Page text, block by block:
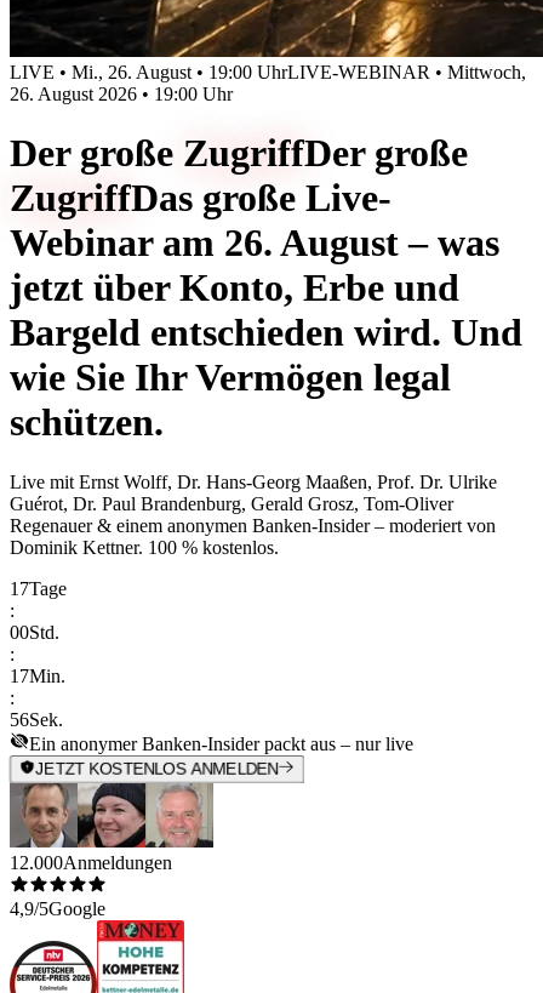
LIVE • Mi., 26. August • 19:00 UhrLIVE-WEBINAR • Mittwoch,
26. August 2026 • 19:00 Uhr
Der große ZugriffDer große
ZugriffDas große Live-
Webinar am 26. August – was
jetzt über Konto, Erbe und
Bargeld entschieden wird. Und
wie Sie Ihr Vermögen legal
schützen.
Live mit Ernst Wolff, Dr. Hans-Georg Maaßen, Prof. Dr. Ulrike
Guérot, Dr. Paul Brandenburg, Gerald Grosz, Tom-Oliver
Regenauer & einem anonymen Banken-Insider– moderiert von
Dominik Kettner. 100 % kostenlos.
17Tage
:
00Std.
:
17Min.
:
56Sek.
Ein anonymer Banken-Insider packt aus – nur live
JETZT KOSTENLOS ANMELDEN
12.000Anmeldungen
4,9/5Google